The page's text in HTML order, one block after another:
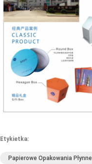
Etykietka:
Papierowe Opakowania Płynne